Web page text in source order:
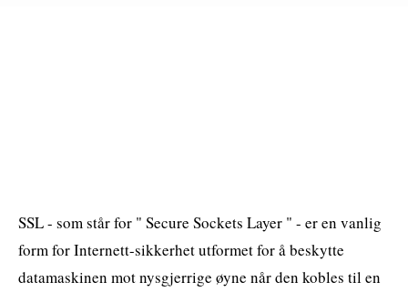
SSL - som står for " Secure Sockets Layer " - er en vanlig
form for Internett-sikkerhet utformet for å beskytte
datamaskinen mot nysgjerrige øyne når den kobles til en